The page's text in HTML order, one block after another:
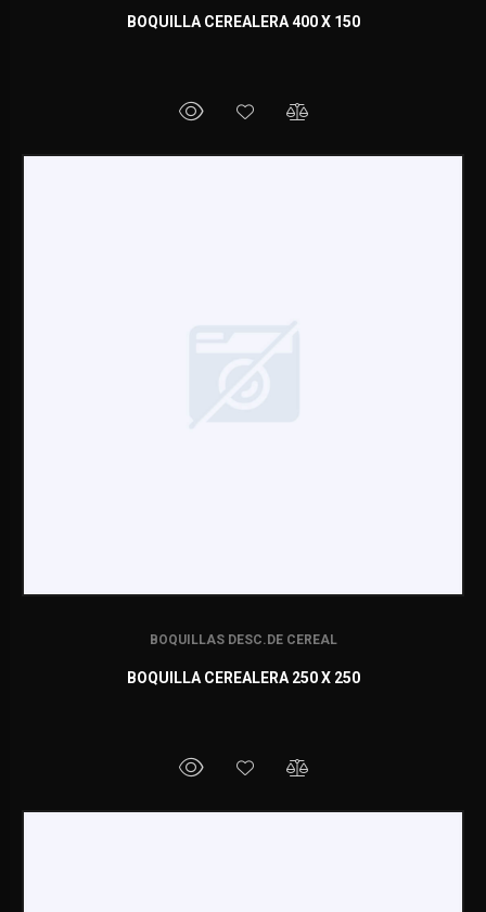
BOQUILLA CEREALERA 400 X 150
BOQUILLAS DESC.DE CEREAL
BOQUILLA CEREALERA 250 X 250